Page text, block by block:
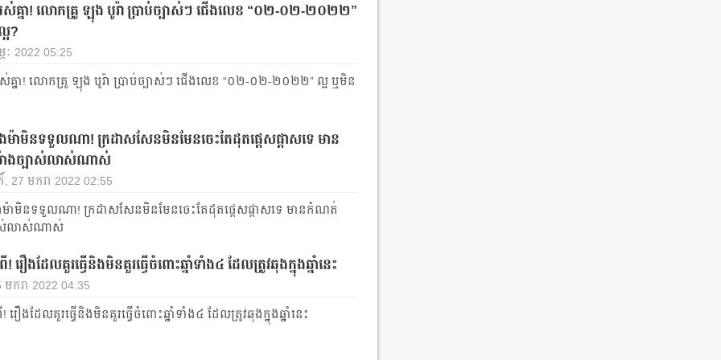
ស់គ្នា! លោកគ្រូ ឡុង បូរ៉ា ប្រាប់ច្បាស់ៗ ជើងលេខ “០២-០២-២០២២”
អ?
ៈ 2022 05:25
គ្នា! លោកគ្រូ ឡុង បូរ៉ា ប្រាប់ច្បាស់ៗ ជើងលេខ “០២-០២-២០២២” ល្អ ឬមិន
ម៉ាមិនទទួលណា! ក្រដាសសែនមិនមែនចេះតែដុតផ្ដេសផ្ដាសទេ មាន
ងច្បាស់លាស់ណាស់
27 មករា 2022 02:55
ម៉ាមិនទទួលណា! ក្រដាសសែនមិនមែនចេះតែដុតផ្ដេសផ្ដាសទេ មានកំណត់
ស់លាស់ណាស់
ឿងដែលគួរធ្វើនិងមិនគួរធ្វើចំពោះឆ្នាំទាំង៤ ដែលត្រូវឆុងក្នុងឆ្នាំនេះ
មករា 2022 04:35
ឿងដែលគួរធ្វើនិងមិនគួរធ្វើចំពោះឆ្នាំទាំង៤ ដែលត្រូវឆុងក្នុងឆ្នាំនេះ